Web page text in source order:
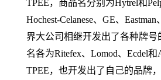
TPEE， 商品名分别为 Hytrel和
Hochest-Celanese、 GE、
界大公司相继开发出了各种牌号
名各为Ritefex、Lomod、Ecdel
TPEE，也开发出了自己的品牌